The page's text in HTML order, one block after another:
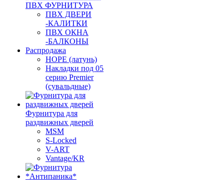
ПВХ ФУРНИТУРА
ПВХ ДВЕРИ
-КАЛИТКИ
ПВХ ОКНА
-БАЛКОНЫ
Распродажа
HOPE (латунь)
Накладки под 05
серию Premier
(сувальдные)
Фурнитура для
раздвижных дверей
MSM
S-Locked
V-ART
Vantage/KR